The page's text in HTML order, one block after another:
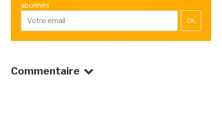
abonnés
OK
Commentaire